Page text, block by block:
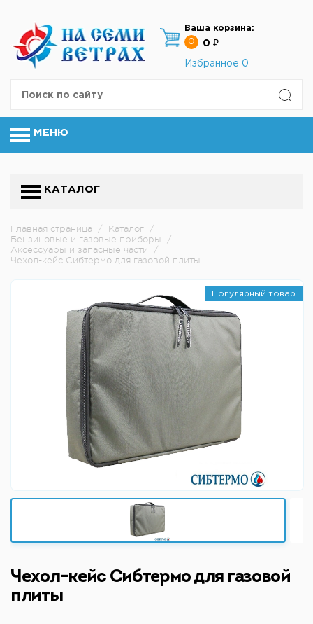
Ваша корзина:
0
0 ₽
Избранное 0
МЕНЮ
КАТАЛОГ
Главная страница / Каталог /
Бензиновые и газовые приборы
/
Аксессуары и запасные части
/
Чехол-кейс Сибтермо для газовой плиты
Популярный товар
Чехол-кейс Сибтермо для газовой
плиты